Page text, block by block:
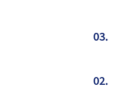
03.
02.